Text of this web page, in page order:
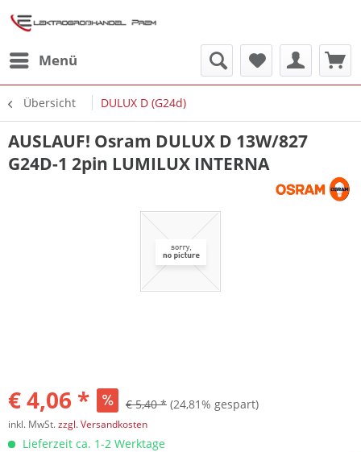
Menü
Übersicht DULUX D (G24d)
AUSLAUF! Osram DULUX D 13W/827
G24D-1 2pin LUMILUX INTERNA
€ 4,06 * € 5,40 * (24,81% gespart)
inkl. MwSt.zzgl. Versandkosten
Lieferzeit ca. 1-2 Werktage